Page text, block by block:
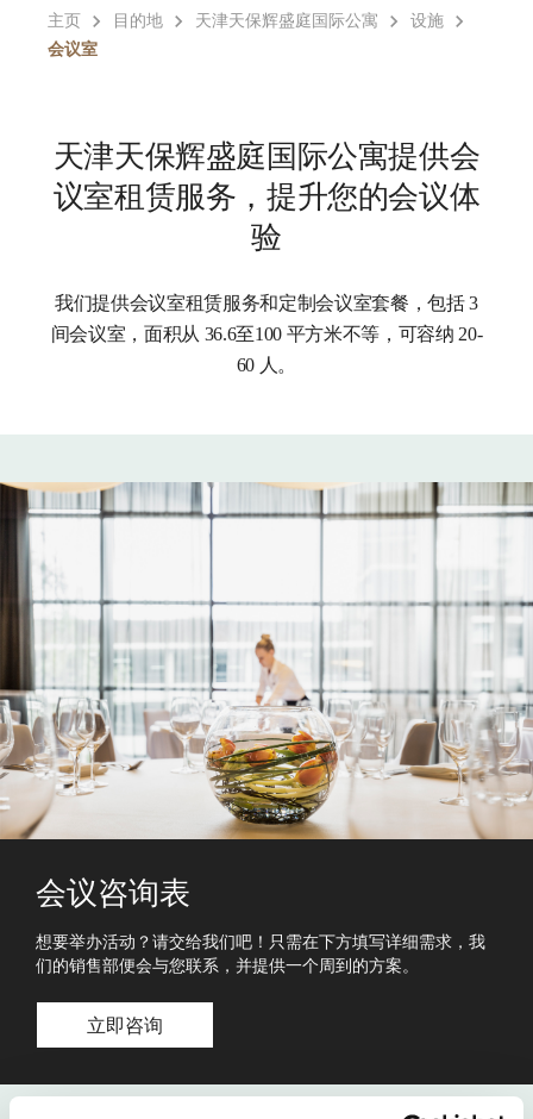
主页 目的地 天津天保辉盛庭国际公寓
设施
会议室
天津天保辉盛庭国际公寓提供会
议室租赁服务，提升您的会议体
验
我们提供会议室租赁服务和定制会议室套餐，包括 3
间会议室，面积从 36.6至100 平方米不等，可容纳 20-
60 人。
会议咨询表
想要举办活动？请交给我们吧！只需在下方填写详细需求，我
们的销售部便会与您联系，并提供一个周到的方案。
立即咨询